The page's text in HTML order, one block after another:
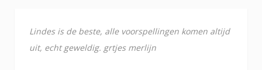
Lindes is de beste, alle voorspellingen komen altijd
uit, echt geweldig. grtjes merlijn